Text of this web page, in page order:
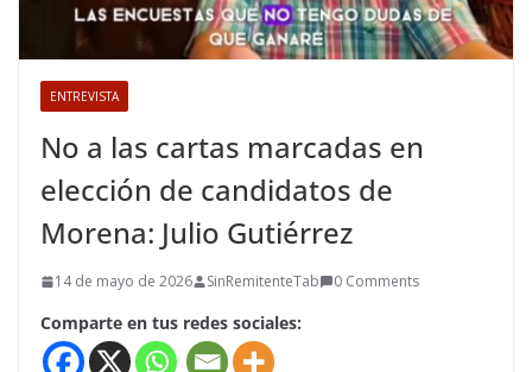
ENTREVISTA
No a las cartas marcadas en
elección de candidatos de
Morena: Julio Gutiérrez
14 de mayo de 2026 SinRemitenteTab 0 Comments
Comparte en tus redes sociales: